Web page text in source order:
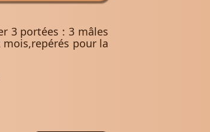
3 portées : 3 mâles
pour la